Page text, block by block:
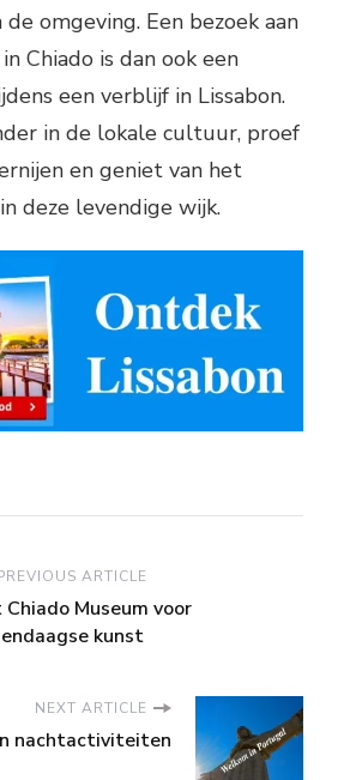
omgeving. Een bezoek aan
Chiado is dan ook een
een verblijf in Lissabon.
in de lokale cultuur, proef
en geniet van het
deze levendige wijk.
ARTICLE
Museum voor
kunst
NEXT ARTICLE
nachtactiviteiten